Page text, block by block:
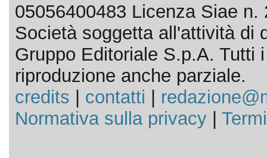
05056400483 Licenza Siae n.
Società soggetta all'attività di
Gruppo Editoriale S.p.A. Tutti
riproduzione anche parziale.
credits
contatti
Normativa sulla privacy|